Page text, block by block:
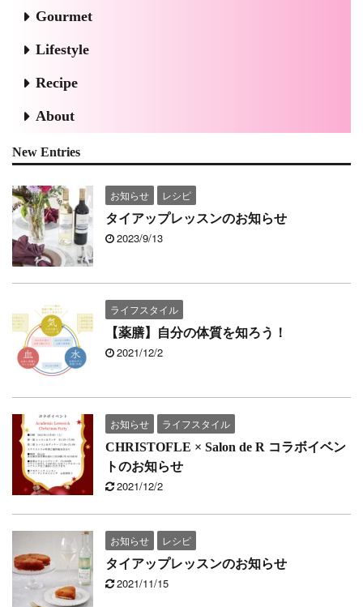
Gourmet
Lifestyle
Recipe
About
New Entries
お知らせ
レシピ
タイアップレッスンのお知らせ
2023/9/13
ライフスタイル
【薬膳】自分の体質を知ろう！
2021/12/2
お知らせ
ライフスタイル
CHRISTOFLE × Salon de R コラボイベン
トのお知らせ
2021/12/2
お知らせ
レシピ
タイアップレッスンのお知らせ
2021/11/15